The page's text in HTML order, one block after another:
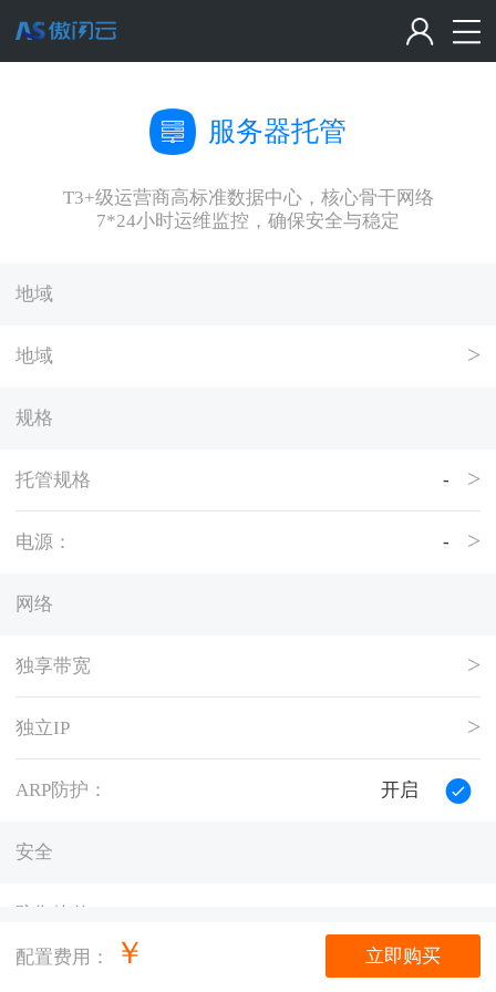
配置费用： ￥ 立即购买
服务器托管
T3+级运营商高标准数据中心，核心骨干网络
7*24小时运维监控，确保安全与稳定
地域
地域
规格
托管规格 -
电源： -
网络
独享带宽
独立IP
ARP防护： 开启
安全
防御峰值：